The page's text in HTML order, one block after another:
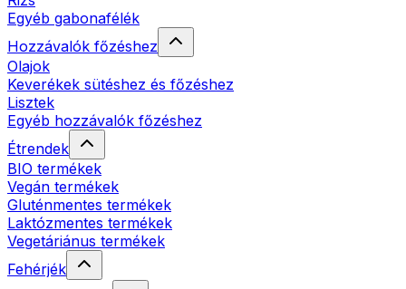
Egyéb gabonafélék
Hozzávalók főzéshez
Olajok
Keverékek sütéshez és főzéshez
Lisztek
Egyéb hozzávalók főzéshez
Étrendek
BIO termékek
Vegán termékek
Gluténmentes termékek
Laktózmentes termékek
Vegetáriánus termékek
Fehérjék